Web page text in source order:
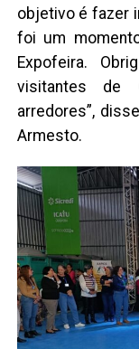
objetivo é fazer
foi um
Expofeira.
visitantes de
arredores”,
Armesto.